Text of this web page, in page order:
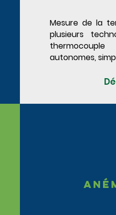
Mesure de la
plusieurs
autonomes,